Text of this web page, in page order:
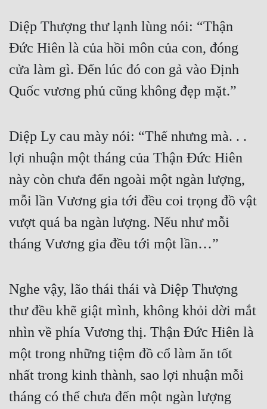
Diệp Thượng thư lạnh lùng nói: “Thận
Đức Hiên là của hồi môn của con, đóng
cửa làm gì. Đến lúc đó con gả vào Định
Quốc vương phủ cũng không đẹp mặt.”
Diệp Ly cau mày nói: “Thế nhưng mà. . .
lợi nhuận một tháng của Thận Đức Hiên
này còn chưa đến ngoài một ngàn lượng,
mỗi lần Vương gia tới đều coi trọng đồ vật
vượt quá ba ngàn lượng. Nếu như mỗi
tháng Vương gia đều tới một lần…”
Nghe vậy, lão thái thái và Diệp Thượng
thư đều khẽ giật mình, không khỏi dời mắt
nhìn về phía Vương thị. Thận Đức Hiên là
một trong những tiệm đồ cổ làm ăn tốt
nhất trong kinh thành, sao lợi nhuận mỗi
tháng có thể chưa đến một ngàn lượng